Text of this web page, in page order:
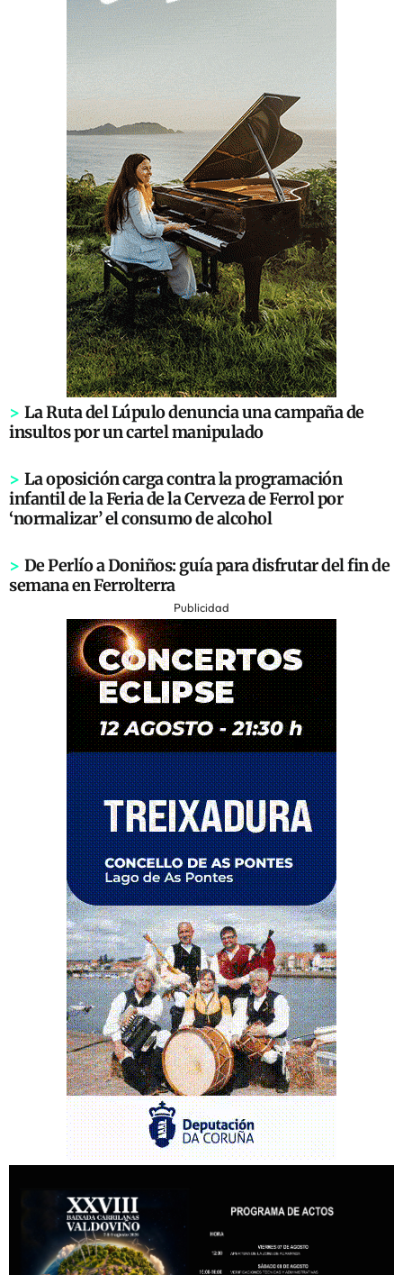
> La Ruta del Lúpulo denuncia una campaña de
insultos por un cartel manipulado
> La oposición carga contra la programación
infantil de la Feria de la Cerveza de Ferrol por
‘normalizar’ el consumo de alcohol
> De Perlío a Doniños: guía para disfrutar del fin de
semana en Ferrolterra
Publicidad